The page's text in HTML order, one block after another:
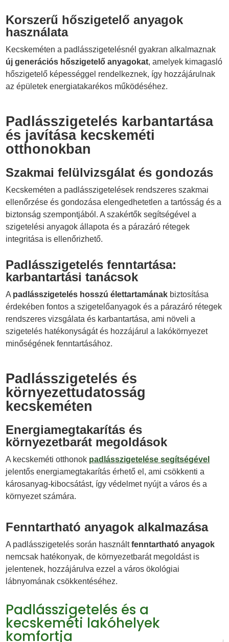
Korszerű hőszigetelő anyagok
használata
Kecskeméten a padlásszigetelésnél gyakran alkalmaznak
új generációs hőszigetelő anyagokat, amelyek kimagasló
hőszigetelő képességgel rendelkeznek, így hozzájárulnak
az épületek energiatakarékos működéséhez.
Padlásszigetelés karbantartása
és javítása kecskeméti
otthonokban
Szakmai felülvizsgálat és gondozás
Kecskeméten a padlásszigetelések rendszeres szakmai
ellenőrzése és gondozása elengedhetetlen a tartósság és a
biztonság szempontjából. A szakértők segítségével a
szigetelési anyagok állapota és a párazáró rétegek
integritása is ellenőrizhető.
Padlásszigetelés fenntartása:
karbantartási tanácsok
A padlásszigetelés hosszú élettartamának biztosítása
érdekében fontos a szigetelőanyagok és a párazáró rétegek
rendszeres vizsgálata és karbantartása, ami növeli a
szigetelés hatékonyságát és hozzájárul a lakókörnyezet
minőségének fenntartásához.
Padlásszigetelés és
környezettudatosság
kecskeméten
Energiamegtakarítás és
környezetbarát megoldások
A kecskeméti otthonok padlásszigetelése segítségével
jelentős energiamegtakarítás érhető el, ami csökkenti a
károsanyag-kibocsátást, így védelmet nyújt a város és a
környezet számára.
Fenntartható anyagok alkalmazása
A padlásszigetelés során használtfenntartható anyagok
nemcsak hatékonyak, de környezetbarát megoldást is
jelentenek, hozzájárulva ezzel a város ökológiai
lábnyomának csökkentéséhez.
Padlásszigetelés és a
kecskeméti lakóhelyek
komfortja